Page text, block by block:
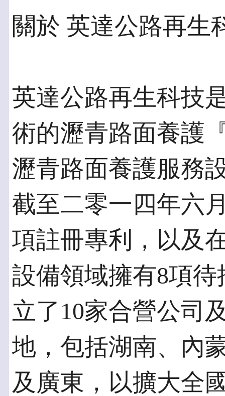
關於 英達公路再生
英達公路再生科技
術的瀝青路面養護
瀝青路面養護服務
截至二零一四年六
項註冊專利，以及
設備領域擁有8項
立了10家合營公司
地，包括湖南、內
及廣東，以擴大全